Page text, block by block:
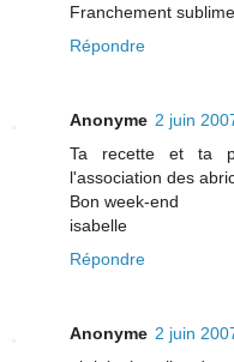
Franchement
Répondre
Anonyme 2 juin
Ta recette et ta
l'association des
Bon week-end
isabelle
Répondre
Anonyme 2 juin